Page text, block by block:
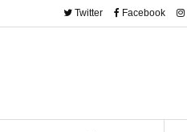
Twitter Facebook